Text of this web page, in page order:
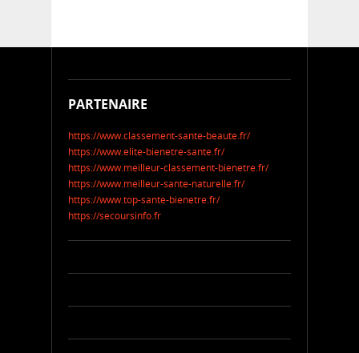
PARTENAIRE
https://www.classement-sante-beaute.fr/
https://www.elite-bienetre-sante.fr/
https://www.meilleur-classement-bienetre.fr/
https://www.meilleur-sante-naturelle.fr/
https://www.top-sante-bienetre.fr/
https://secoursinfo.fr